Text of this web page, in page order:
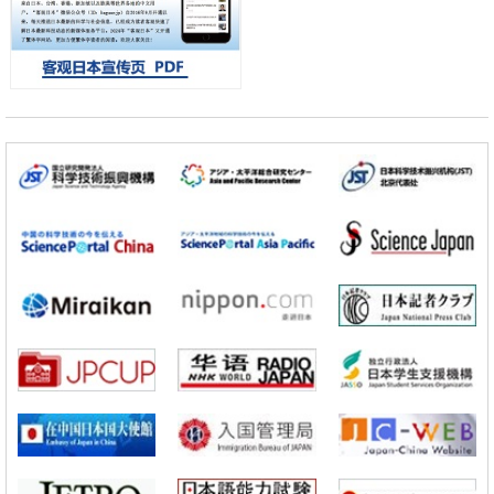
经济・社会
日本成立“以人为本AI联盟”——力争借助AI拓展社会公众创造力，依托
产学合作推进研发
科学研究
立教大学在试管内构建长链人工基因组DNA自我复制系统，有望实现携
带大量基因的人工细胞
政策
展研究
科学研究
科学研究
开发出300亿年仅误差1秒的光晶格钟，构建网络将其打造为下一代社会
基础设施
经济・社会
日本成立“以人为本AI联盟”——力争借助AI拓展社会公众创造力，依托
科学研究
大阪大学开发出膜脂质可视化工具，使脂质探针的高效开发成为可能
科学研究